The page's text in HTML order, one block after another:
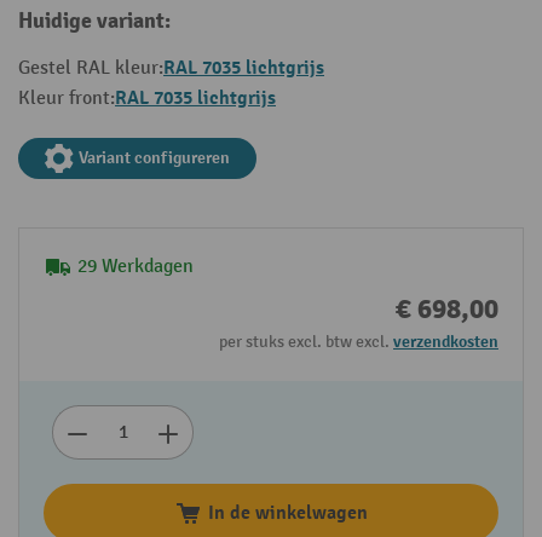
Huidige variant:
Gestel RAL kleur:RAL 7035 lichtgrijs
Kleur front:RAL 7035 lichtgrijs
Variant configureren
29 Werkdagen
€ 698,00
per stuks excl. btw excl. verzendkosten
In de winkelwagen